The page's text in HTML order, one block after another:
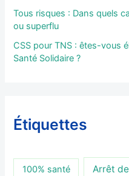
Tous risques : Dans quels
ou superflu
CSS pour TNS : êtes-vous
Santé Solidaire ?
Étiquettes
100% santé Arrêt